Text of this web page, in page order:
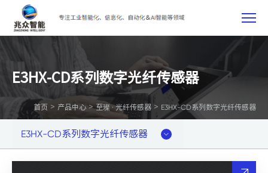
E3HX-CD系列数字光纤传感器
首页 > 产品中心 >至璨 · 光纤传感器 > E3HX-CD系列数字光纤传感器
E3HX-CD系列数字光纤传感器